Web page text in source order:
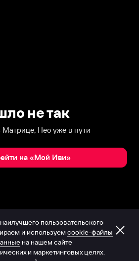
не так
Матрице, Нео уже в пути
на «Мой Иви»
пользовательского
и используем cookie-файлы
на нашем сайте
и маркетинговых целях.